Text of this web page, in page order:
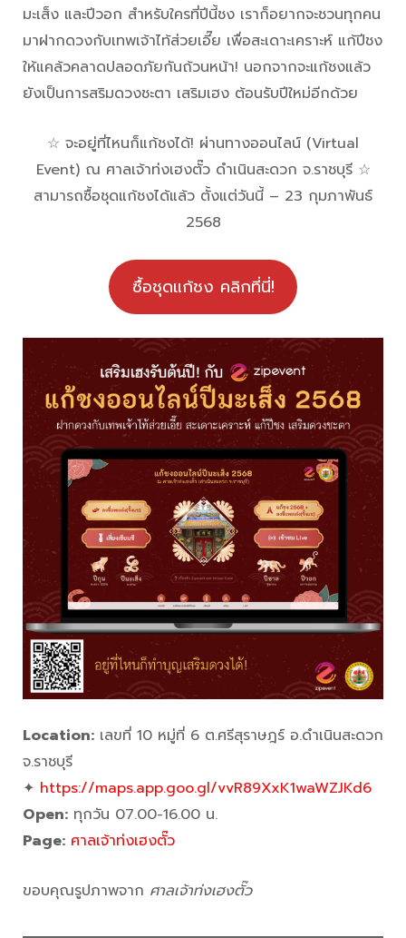
มะเส็ง และปีวอก สำหรับใครที่ปีนี้ชง เราก็อยากจะชวนทุกคน
มาฝากดวงกับเทพเจ้าไท้ส่วยเอี๊ย เพื่อสะเดาะเคราะห์ แก้ปีชง
ให้แคล้วคลาดปลอดภัยกันถ้วนหน้า! นอกจากจะแก้ชงแล้ว
ยังเป็นการสริมดวงชะตา เสริมเฮง ต้อนรับปีใหม่อีกด้วย
☆ จะอยู่ที่ไหนก็แก้ชงได้! ผ่านทางออนไลน์ (Virtual
Event) ณ ศาลเจ้าท่งเฮงตั๊ว ดำเนินสะดวก จ.ราชบุรี ☆
สามารถซื้อชุดแก้ชงได้แล้ว ตั้งแต่วันนี้ – 23 กุมภาพันธ์
2568
ซื้อชุดแก้ชง คลิกที่นี่!
Location: เลขที่ 10 หมู่ที่ 6 ต.ศรีสุราษฎร์ อ.ดำเนินสะดวก
จ.ราชบุรี
✦ https://maps.app.goo.gl/vvR89XxK1waWZJKd6
Open: ทุกวัน 07.00-16.00 น.
Page: ศาลเจ้าท่งเฮงตั๊ว
ขอบคุณรูปภาพจาก ศาลเจ้าท่งเฮงตั๊ว